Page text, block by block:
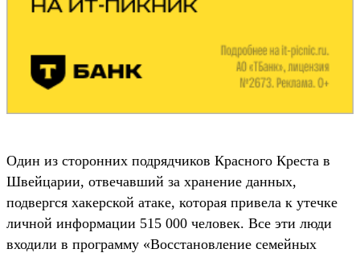
Один из сторонних подрядчиков Красного Креста в
Швейцарии, отвечавший за хранение данных,
подвергся хакерской атаке, которая привела к утечке
личной информации 515 000 человек. Все эти люди
входили в программу «Восстановление семейных